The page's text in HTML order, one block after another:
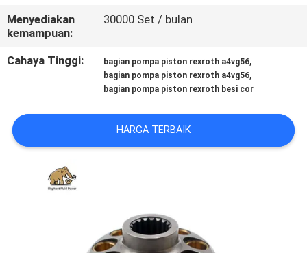
BERITA
KASUS
PRIVACY
POLICY
Menyediakan
kemampuan:
30000 Set / bulan
Cahaya Tinggi: bagian pompa piston rexroth a4vg56,
bagian pompa piston rexroth a4vg56,
bagian pompa piston rexroth besi cor
HARGA TERBAIK